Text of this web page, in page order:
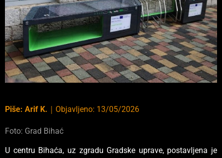
Piše: Arif K. Objavljeno: 13/05/2026
Foto: Grad Bihać
U centru Bihaća, uz zgradu Gradske uprave, postavljena je